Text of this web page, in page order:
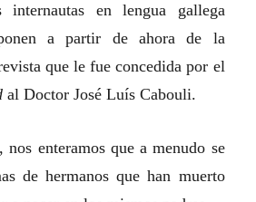
internautas en lengua gallega
a partir de ahora de la
que le fue concedida por el
al Doctor José Luís Cabouli.
nos enteramos que a menudo se
de hermanos que han muerto